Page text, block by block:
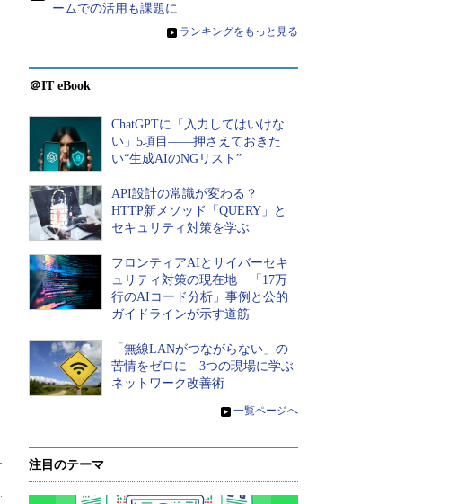
ームでの活用も課題に
» ランキングをもっと見る
＠IT eBook
ChatGPTに「入力してはいけな
い」5項目――押さえておきた
い“生成AIのNGリスト”
API設計の常識が変わる？
HTTP新メソッド「QUERY」と
セキュリティ対策を学ぶ
フロンティアAIとサイバーセキ
ュリティ対策の現在地 「17万
行のAIコード分析」事例と公的
ガイドラインが示す道筋
「無線LANがつながらない」の
苦情をゼロに 3つの現場に学ぶ
ネットワーク改善術
» 一覧ページへ
注目のテーマ